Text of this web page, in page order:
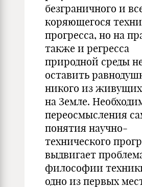
безграничного и
коряющегося
прогресса, но на
также и регресса
природной среды
оставить
никого из живущих
на Земле.
переосмысления
понятия научно-
технического
выдвигает
философии
одно из первых